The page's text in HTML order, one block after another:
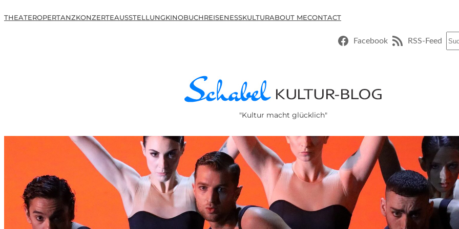
THEATEROPERTANZKONZERTEAUSSTELLUNGKINOBUCHREISENESSKULTURABOUT MECONTACT
Facebook RSS-Feed
"Kultur macht glücklich"